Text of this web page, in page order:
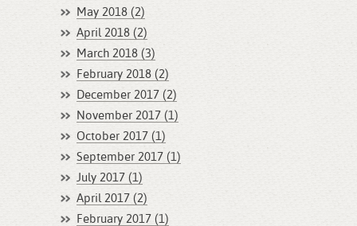
May 2018 (2)
April 2018 (2)
March 2018 (3)
February 2018 (2)
December 2017 (2)
November 2017 (1)
October 2017 (1)
September 2017 (1)
July 2017 (1)
April 2017 (2)
February 2017 (1)